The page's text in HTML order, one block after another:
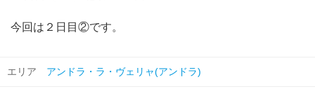
今回は２日目②です。
エリア アンドラ・ラ・ヴェリャ(アンドラ)